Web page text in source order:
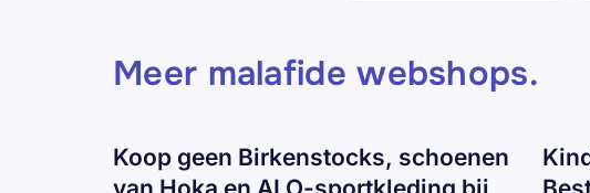
Meer malafide webshops.
Koop geen Birkenstocks, schoenen